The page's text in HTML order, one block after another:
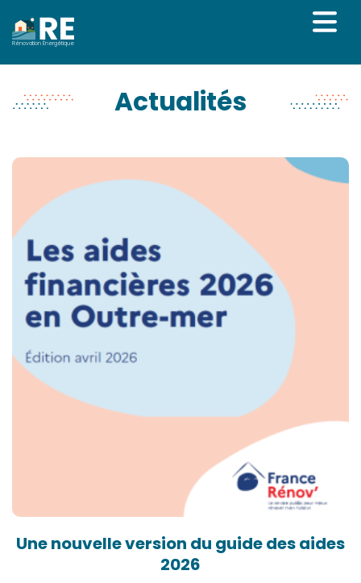
Rénovation Énergétique
Actualités
Une nouvelle version du guide des aides
2026